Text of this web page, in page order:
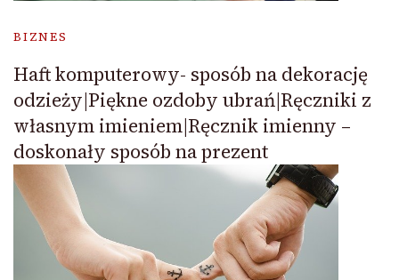
BIZNES
Haft komputerowy- sposób na dekorację
odzieży|Piękne ozdoby ubrań|Ręczniki z
własnym imieniem|Ręcznik imienny –
doskonały sposób na prezent